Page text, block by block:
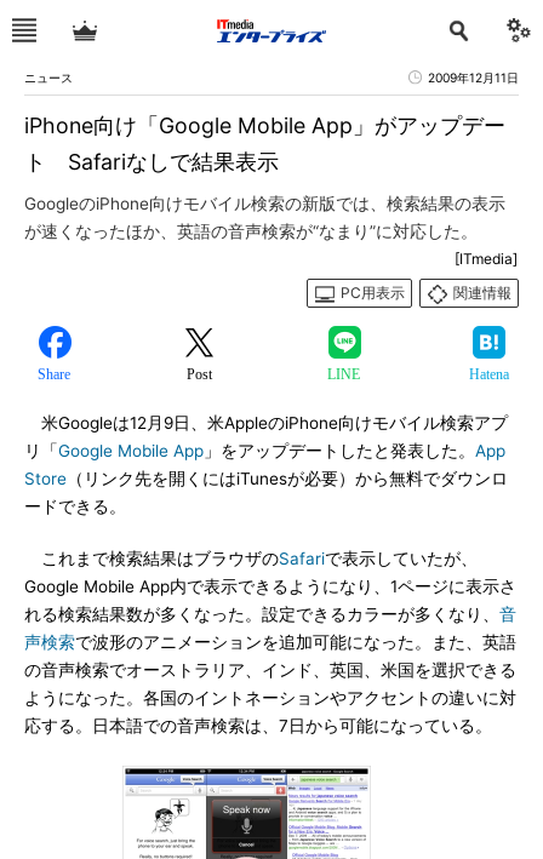
ニュース 2009年12月11日
iPhone向け「Google Mobile App」がアップデー
ト Safariなしで結果表示
GoogleのiPhone向けモバイル検索の新版では、検索結果の表示
が速くなったほか、英語の音声検索が“なまり”に対応した。
[ITmedia]
PC用表示
関連情報
Share Post LINE Hatena
米Googleは12月9日、米AppleのiPhone向けモバイル検索アプ
リ「Google Mobile App 」をアップデートしたと発表した。 App
Store （リンク先を開くにはiTunesが必要）から無料でダウンロ
ードできる。
これまで検索結果はブラウザのSafariで表示していたが、
Google Mobile App内で表示できるようになり、1ページに表示さ
れる検索結果数が多くなった。設定できるカラーが多くなり、 音
声検索で波形のアニメーションを追加可能になった。また、英語
の音声検索でオーストラリア、インド、英国、米国を選択できる
ようになった。各国のイントネーションやアクセントの違いに対
応する。日本語での音声検索は、7日から可能になっている。